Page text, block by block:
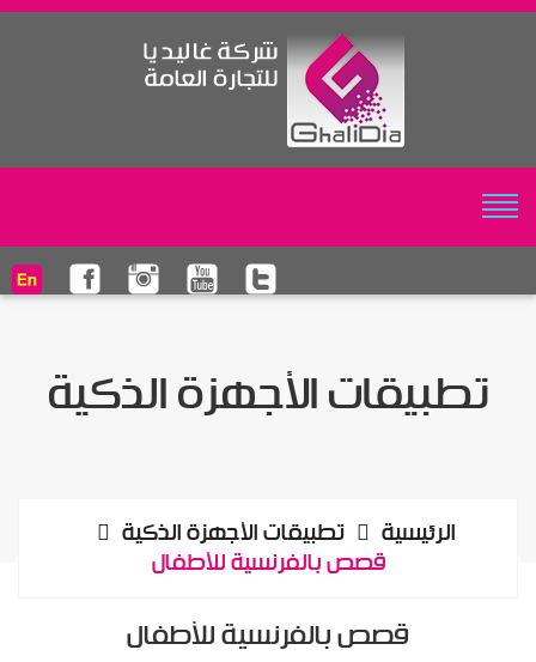
تطبيقات الأجهزة الذكية
الرئيسية
تطبيقات الأجهزة الذكية
قصص بالفرنسية للأطفال
قصص بالفرنسية للأطفال